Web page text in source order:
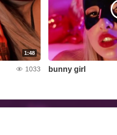
1:48
1033 bunny girl